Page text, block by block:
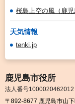
桜島上空の風（鹿児
天気情報
tenki.jp
鹿児島市役所
法人番号1000020462012
〒892-8677 鹿児島市山